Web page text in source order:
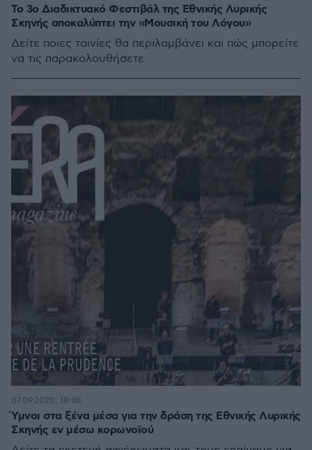
Το 3ο Διαδικτυακό Φεστιβάλ της Εθνικής Λυρικής
Σκηνής αποκαλύπτει την «Μουσική του Λόγου»
Δείτε ποιες ταινίες θα περιλαμβάνει και πώς μπορείτε
να τις παρακολουθήσετε
Ύμνοι στα ξένα μέσα για την δράση της Εθνικής Λυρικής
Σκηνής εν μέσω κορωνοϊού
07.09.2020, 18:48